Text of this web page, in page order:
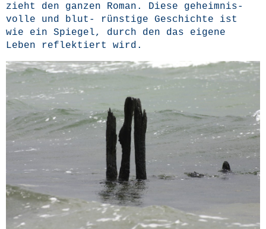
zieht den gan­zen Roman. Die­se geheim­nis­
vol­le und blut- rüns­ti­ge Geschich­te ist
wie ein Spie­gel, durch den das eige­ne
Leben reflek­tiert wird.